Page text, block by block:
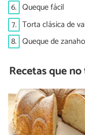
6. Queque fácil
7. Torta clásica de
8. Queque de
Recetas que